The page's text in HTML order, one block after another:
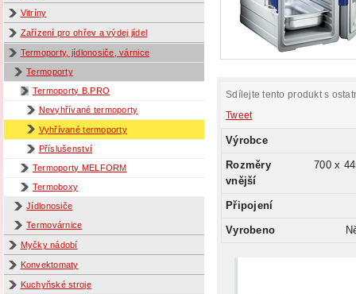
Vitríny
Zařízení pro ohřev a výdej jídel
Termoporty, jídlonosiče, várnice
Termoporty
Termoporty B.PRO
Nevyhřívané termoporty
Vyhřívané termoporty
Příslušenství
Termoporty MELFORM
Termoboxy
Jídlonosiče
Termovárnice
Myčky nádobí
Konvektomaty
Kuchyňské stroje
Sdílejte tento produkt s
Tweet
Výrobce
Rozměry
vnější
700 x
Připojení
Vyrobeno